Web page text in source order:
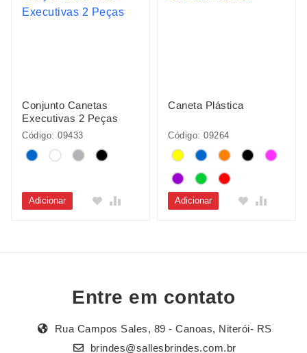
Conjunto Canetas
Executivas 2 Peças
Código: 09433
Adicionar
Caneta Plástica
Código: 09264
Adicionar
Entre em contato
Rua Campos Sales, 89 - Canoas, Niterói- RS
brindes@sallesbrindes.com.br